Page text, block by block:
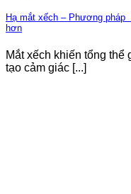
Hạ mắt xếch – Phương pháp
hơn
Mắt xếch khiến tổng
tạo cảm giác [...]